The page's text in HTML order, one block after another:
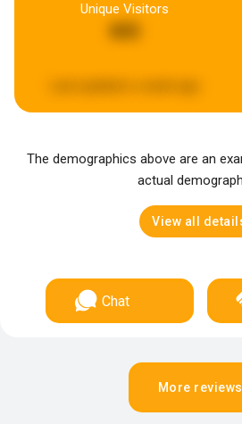
Unique Visitors
The demographics above are an
actual
View all
Chat
More reviews